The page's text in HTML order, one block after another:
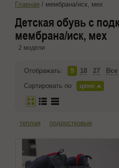
Главная / мембрана/иск, мех
Детская обувь с
мембрана/иск, мех
2 модели
Отображать: 9 18 27
Все
Сортировать по
цене
теплая подростковые